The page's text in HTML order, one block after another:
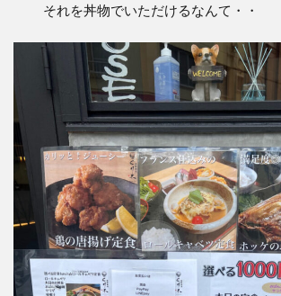
それを丼物でいただけるなんて・・